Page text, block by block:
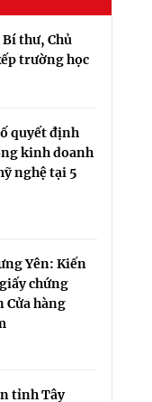
Bí thư, Chủ
trường học
quyết định
kinh doanh
nghệ tại 5
Yên: Kiến
chứng
Cửa hàng
tỉnh Tây